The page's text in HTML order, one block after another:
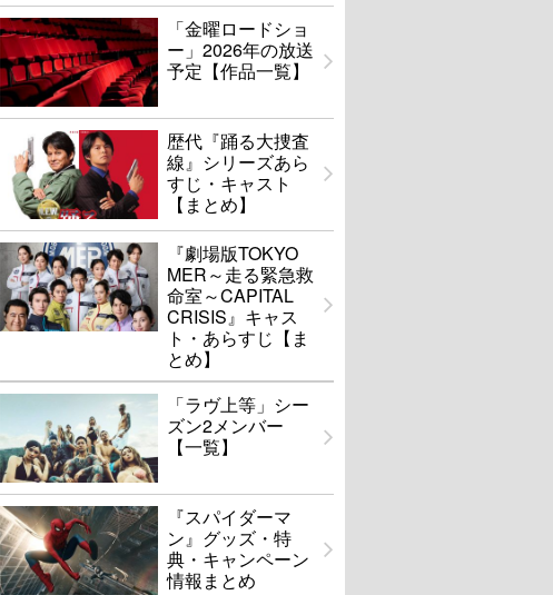
「金曜ロードショ
ー」2026年の放送
予定【作品一覧】
歴代『踊る大捜査
線』シリーズあら
すじ・キャスト
【まとめ】
『劇場版TOKYO
MER～走る緊急救
命室～CAPITAL
CRISIS』キャス
ト・あらすじ【ま
とめ】
「ラヴ上等」シー
ズン2メンバー
【一覧】
『スパイダーマ
ン』グッズ・特
典・キャンペーン
情報まとめ